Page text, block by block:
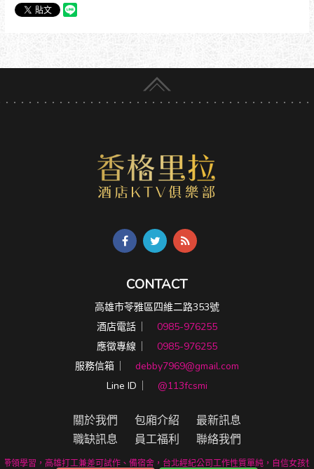
CONTACT
高雄市苓雅區四維二路353號
酒店電話 ︳ 0985-976255
應徵專線 ︳ 0985-976255
服務信箱 ︳ debby7969@gmail.com
Line ID ︳ @113fcsmi
關於我們 包廂介紹
最新訊息
職缺訊息
員工福利 聯絡我們
領學習，高雄打工兼差可試作、備宿舍，台北經紀公司工作性質單純，自信女孩